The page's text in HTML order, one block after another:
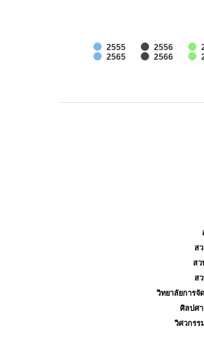
2555 2556
2565
2566
วิศวกรร
วิศวกรร
ศิลปศ
ศิลปศ
วิทยาลัยการจั
วิทยาลัยการจั
ส
ส
สว
สว
ส
ส